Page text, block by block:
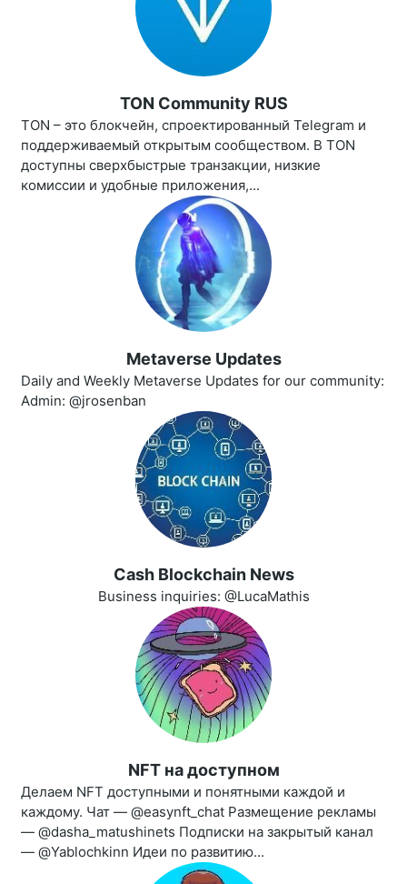
TON Community RUS
TON – это блокчейн, спроектированный Telegram и
поддерживаемый открытым сообществом. В TON
доступны сверхбыстрые транзакции, низкие
комиссии и удобные приложения,...
Metaverse Updates
Daily and Weekly Metaverse Updates for our community:
Admin: @jrosenban
Cash Blockchain News
Business inquiries: @LucaMathis
NFT на доступном
Делаем NFT доступными и понятными каждой и
каждому. Чат — @easynft_chat Размещение рекламы
— @dasha_matushinets Подписки на закрытый канал
— @Yablochkinn Идеи по развитию...